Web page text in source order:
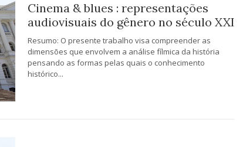
Cinema & blues : representações
audiovisuais do gênero no século XXI
Resumo: O presente trabalho visa compreender as
dimensões que envolvem a análise fílmica da história
pensando as formas pelas quais o conhecimento
histórico...